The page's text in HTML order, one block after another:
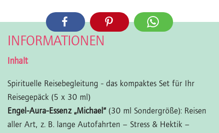
INFORMATIONEN
Inhalt
Spirituelle Reisebegleitung - das kompaktes Set für Ihr
Reisegepäck (5 x 30 ml)
Engel-Aura-Essenz „Michael“ (30 ml Sondergröße): Reisen
aller Art, z. B. lange Autofahrten – Stress & Hektik –